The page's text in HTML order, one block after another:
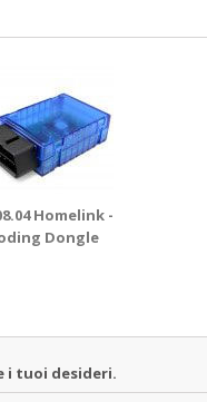
Homelink -
Dongle
i tuoi desideri.